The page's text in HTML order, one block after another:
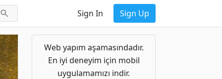
Sign In Sign Up
Web yapım aşamasındadır.
En iyi deneyim için mobil
uygulamamızı indir.